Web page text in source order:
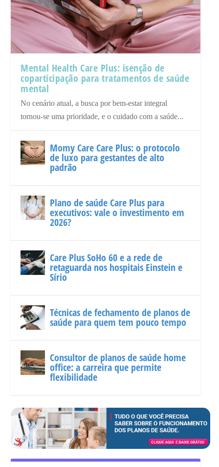
Mental Health Care Plus: isenção de
coparticipação para tratamentos de saúde
mental
No cenário atual, a busca por bem-estar integral
tornou-se uma prioridade, e o cuidado com a saúde...
Momy Care Care Plus: o protocolo
de luxo para gestantes de alto
padrão
Plano de saúde Care Plus para
executivos: vale o investimento em
2026?
Care Plus SoHo 60 e a rede de
retaguarda nos hospitais Einstein e
Sírio
Técnicas de fechamento de planos de
saúde para quem tem pouco tempo
Consultor de planos de saúde home
office: a carreira que permite
flexibilidade